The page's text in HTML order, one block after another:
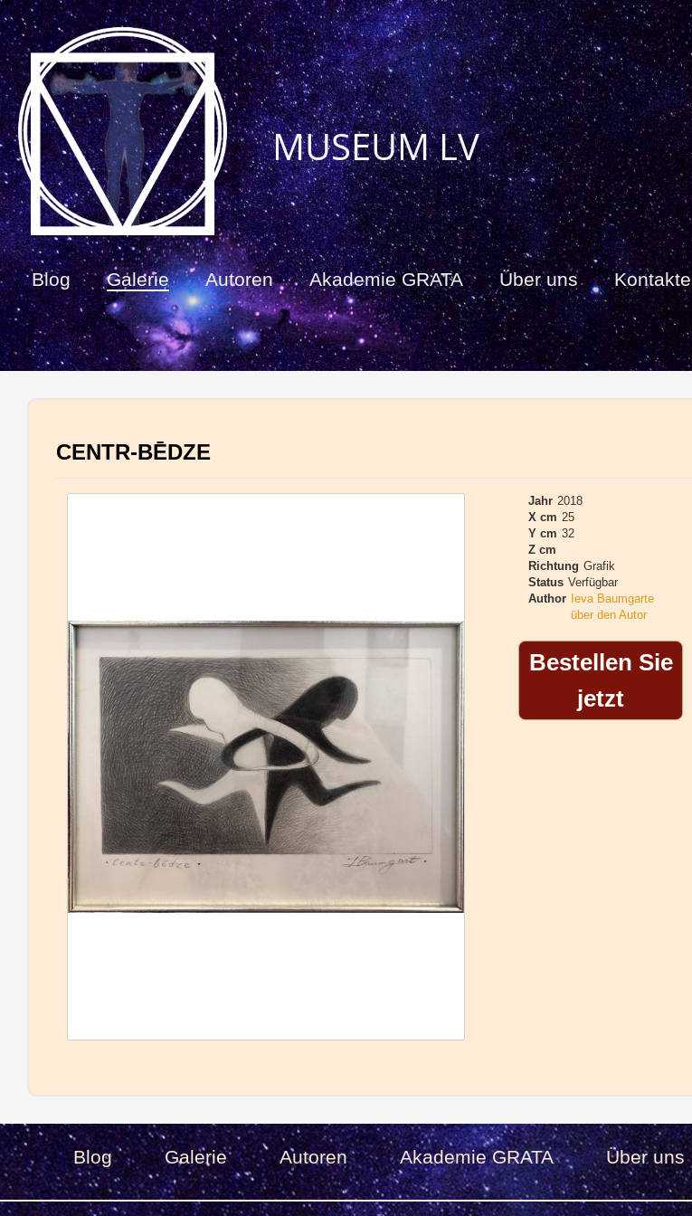
Blog Galerie Autoren Akademie GRATA Über uns Kontakte
MUSEUM LV
CENTR-BĒDZE
Jahr 2018
X cm 25
Y cm 32
Z cm
Richtung Grafik
Status Verfügbar
Author Ieva Baumgarte
über den Autor
Bestellen Sie
jetzt
Blog Galerie Autoren Akademie GRATA Über uns